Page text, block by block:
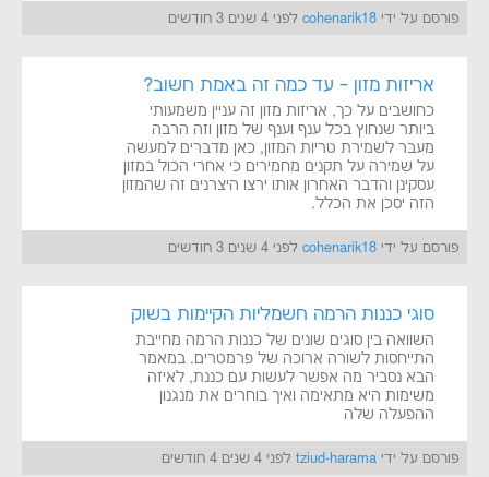
פורסם על ידי cohenarik18 לפני 4 שנים 3 חודשים
אריזות מזון – עד כמה זה באמת חשוב?
כחושבים על כך, אריזות מזון זה עניין משמעותי
ביותר שנחוץ בכל ענף וענף של מזון וזה הרבה
מעבר לשמירת טריות המזון, כאן מדברים למעשה
על שמירה על תקנים מחמירים כי אחרי הכול במזון
עסקינן והדבר האחרון אותו ירצו היצרנים זה שהמזון
הזה יסכן את הכלל.
פורסם על ידי cohenarik18 לפני 4 שנים 3 חודשים
סוגי כננות הרמה חשמליות הקיימות בשוק
השוואה בין סוגים שונים של כננות הרמה מחייבת
התייחסות לשורה ארוכה של פרמטרים. במאמר
הבא נסביר מה אפשר לעשות עם כננת, לאיזה
משימות היא מתאימה ואיך בוחרים את מנגנון
ההפעלה שלה
פורסם על ידי tziud-harama לפני 4 שנים 4 חודשים